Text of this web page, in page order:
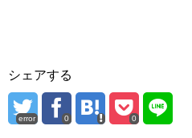
シェアする
error 0 0